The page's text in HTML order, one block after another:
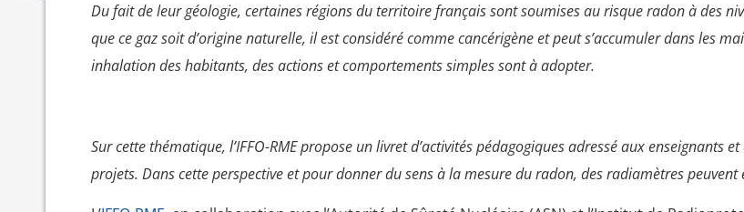
Du fait de leur géologie, certaines régions du territoire français sont soumises au risque radon à des
que ce gaz soit d’origine naturelle, il est considéré comme cancérigène et peut s’accumuler dans les
inhalation des habitants, des actions et comportements simples sont à adopter.
Sur cette thématique, l’IFFO-RME propose un livret d’activités pédagogiques adressé aux enseignants
projets. Dans cette perspective et pour donner du sens à la mesure du radon, des radiamètres peuvent